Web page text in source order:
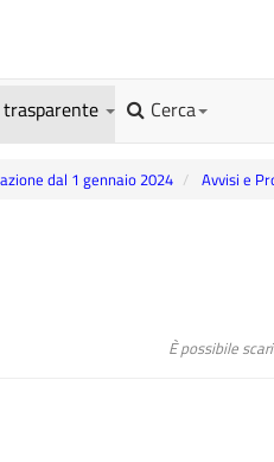
Cerca
dal 1 gennaio 2024 Avvisi e
È possibile